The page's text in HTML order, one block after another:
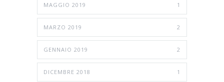
MAGGIO 2019 1
MARZO 2019 2
GENNAIO 2019 2
DICEMBRE 2018 1